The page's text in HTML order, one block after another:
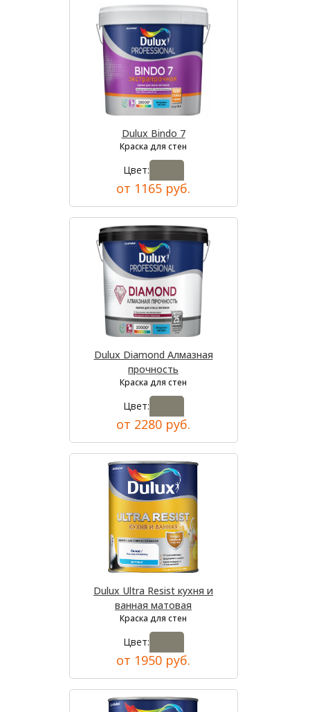
Dulux Bindo 7
Краска для стен
Цвет:
от 1165 руб.
Dulux Diamond Алмазная
прочность
Краска для стен
Цвет:
от 2280 руб.
Dulux Ultra Resist кухня и
ванная матовая
Краска для стен
Цвет:
от 1950 руб.